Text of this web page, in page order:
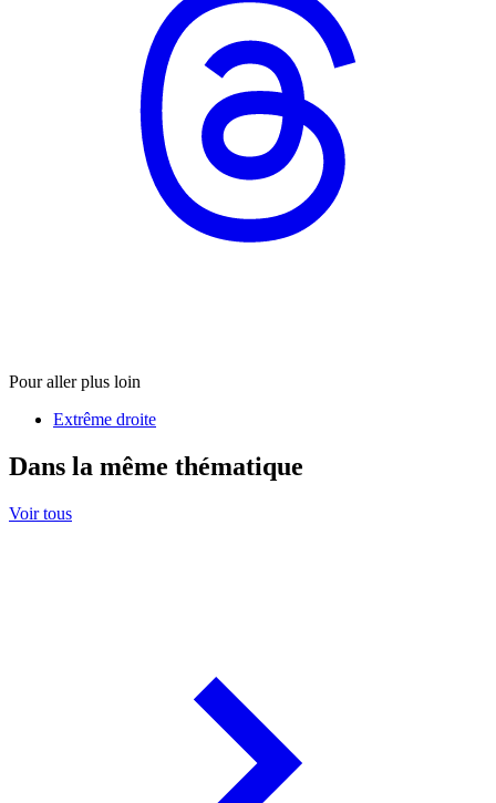
Pour aller plus loin
Extrême droite
Dans la même thématique
Voir tous